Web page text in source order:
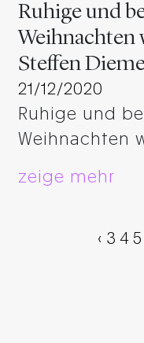
Ruhige und
Weihnachten
Steffen
21/12/2020
Ruhige und
Weihnachten
zeige mehr
‹ 3 4 5